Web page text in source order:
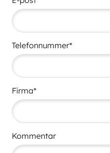
Telefonnummer*
Firma*
Kommentar